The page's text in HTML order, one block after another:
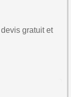
gratuit et